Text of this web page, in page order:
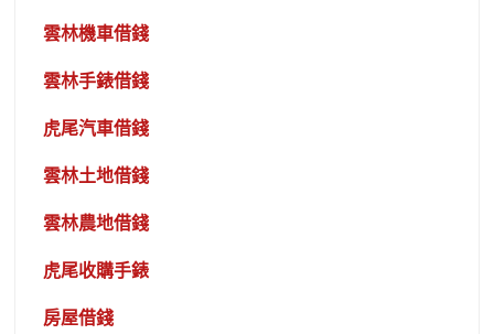
雲林機車借錢
雲林手錶借錢
虎尾汽車借錢
雲林土地借錢
雲林農地借錢
虎尾收購手錶
房屋借錢